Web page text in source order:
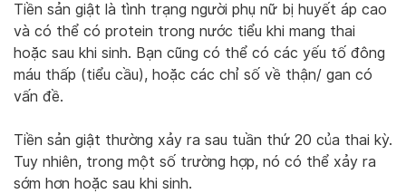
Tiền sản giật là tình trạng người phụ nữ bị huyết áp cao
và có thể có protein trong nước tiểu khi mang thai
hoặc sau khi sinh. Bạn cũng có thể có các yếu tố đông
máu thấp (tiểu cầu), hoặc các chỉ số về thận/ gan có
vấn đề.
Tiền sản giật thường xảy ra sau tuần thứ 20 của thai kỳ.
Tuy nhiên, trong một số trường hợp, nó có thể xảy ra
sớm hơn hoặc sau khi sinh.